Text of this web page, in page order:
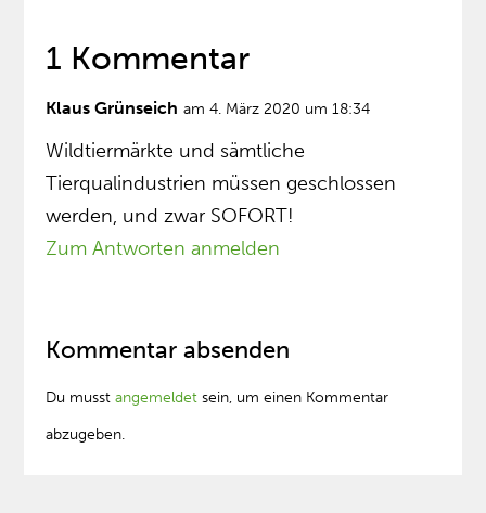
1 Kommentar
Klaus Grünseich am 4. März 2020 um 18:34
Wildtiermärkte und sämtliche
Tierqualindustrien müssen geschlossen
werden, und zwar SOFORT!
Zum Antworten anmelden
Kommentar absenden
Du musstangemeldet sein, um einen Kommentar
abzugeben.